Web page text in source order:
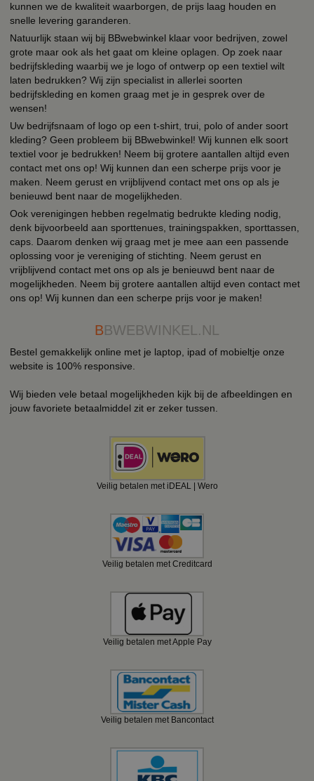
kunnen we de kwaliteit waarborgen, de prijs laag houden en
snelle levering garanderen.
Natuurlijk staan wij bij BBwebwinkel klaar voor bedrijven, zowel
grote maar ook als het gaat om kleine oplagen. Op zoek naar
bedrijfskleding waarbij we je logo of ontwerp op een textiel wilt
laten bedrukken? Wij zijn specialist in allerlei soorten
bedrijfskleding en komen graag met je in gesprek over de
wensen!
Uw bedrijfsnaam of logo op een t-shirt, trui, polo of ander soort
kleding? Geen probleem bij BBwebwinkel! Wij kunnen elk soort
textiel voor je bedrukken! Neem bij grotere aantallen altijd even
contact met ons op! Wij kunnen dan een scherpe prijs voor je
maken. Neem gerust en vrijblijvend contact met ons op als je
benieuwd bent naar de mogelijkheden.
Ook verenigingen hebben regelmatig bedrukte kleding nodig,
denk bijvoorbeeld aan sporttenues, trainingspakken, sporttassen,
caps. Daarom denken wij graag met je mee aan een passende
oplossing voor je vereniging of stichting. Neem gerust en
vrijblijvend contact met ons op als je benieuwd bent naar de
mogelijkheden. Neem bij grotere aantallen altijd even contact met
ons op! Wij kunnen dan een scherpe prijs voor je maken!
BBWEBWINKEL.NL
Bestel gemakkelijk online met je laptop, ipad of mobieltje onze
website is 100% responsive.
Wij bieden vele betaal mogelijkheden kijk bij de afbeeldingen en
jouw favoriete betaalmiddel zit er zeker tussen.
Veilig betalen met iDEAL | Wero
Veilig betalen met Creditcard
Veilig betalen met Apple Pay
Veilig betalen met Bancontact